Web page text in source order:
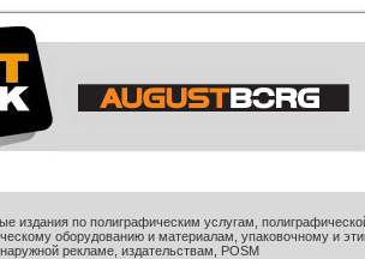
издания по полиграфическим услугам,
оборудованию и материалам, упаковочному и
рекламе, издательствам, POSM